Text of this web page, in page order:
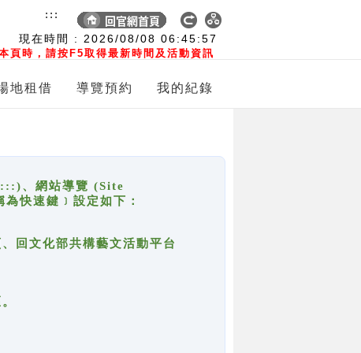
現在時間 : 2026/08/08 06:45:57
頁時，請按F5取得最新時間及活動資訊
:::
地租借 導覽預約 我的紀錄
、網站導覽 (Site
快速鍵﹞設定如下：
文化部共構藝文活動平台